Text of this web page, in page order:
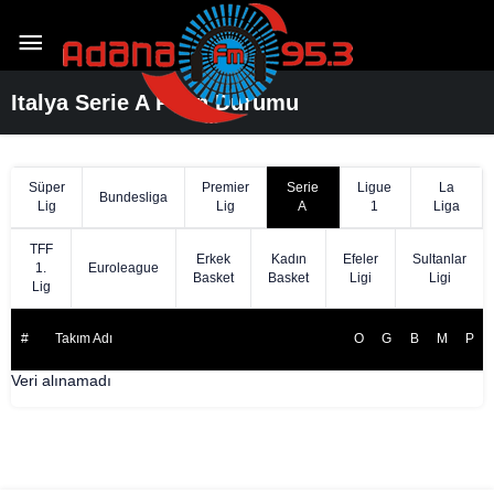
Italya Serie A Puan Durumu
Süper
Lig
Bundesliga
Premier
Lig
Serie
A
Ligue
1
La
Liga
TFF
1.
Lig
Euroleague
Erkek
Basket
Kadın
Basket
Efeler
Ligi
Sultanlar
Ligi
# Takım Adı O G B M P
Veri alınamadı